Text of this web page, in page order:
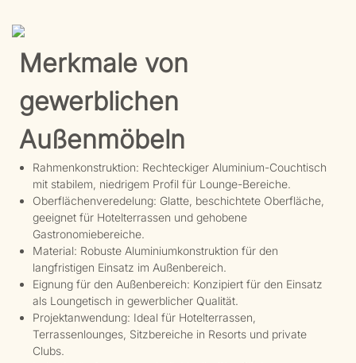
Merkmale von
gewerblichen
Außenmöbeln
Rahmenkonstruktion: Rechteckiger Aluminium-Couchtisch
mit stabilem, niedrigem Profil für Lounge-Bereiche.
Oberflächenveredelung: Glatte, beschichtete Oberfläche,
geeignet für Hotelterrassen und gehobene
Gastronomiebereiche.
Material: Robuste Aluminiumkonstruktion für den
langfristigen Einsatz im Außenbereich.
Eignung für den Außenbereich: Konzipiert für den Einsatz
als Loungetisch in gewerblicher Qualität.
Projektanwendung: Ideal für Hotelterrassen,
Terrassenlounges, Sitzbereiche in Resorts und private
Clubs.